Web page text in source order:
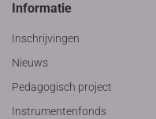
Informatie
Inschrijvingen
Nieuws
Pedagogisch project
Instrumentenfonds